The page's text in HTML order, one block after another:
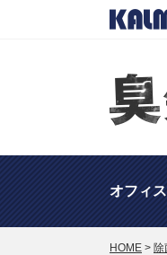
オフィ
HOME > 除